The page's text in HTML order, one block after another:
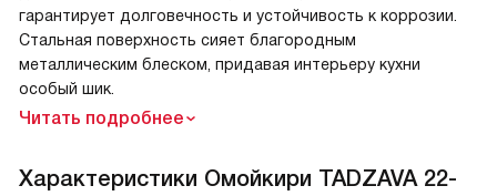
гарантирует долговечность и устойчивость к коррозии.
Стальная поверхность сияет благородным
металлическим блеском, придавая интерьеру кухни
особый шик.
Читать подробнее
Характеристики Омойкири TADZAVA 22-